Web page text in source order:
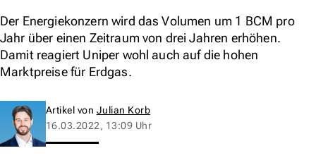
Der Energiekonzern wird das Volumen um 1 BCM pro
Jahr über einen Zeitraum von drei Jahren erhöhen.
Damit reagiert Uniper wohl auch auf die hohen
Marktpreise für Erdgas.
Artikel von Julian Korb
16.03.2022, 13:09 Uhr